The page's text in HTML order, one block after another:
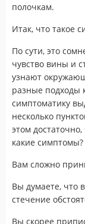
полочкам.
Итак, что такое
По сути, это
чувство вины и
узнают
разные подходы
симптоматику
несколько
этом
какие симптомы?
Вам сложно
Вы думаете, что
стечение
Вы скорее